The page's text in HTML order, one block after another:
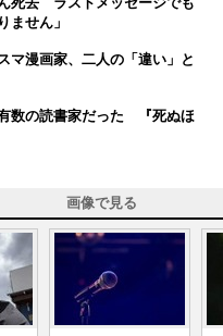
せん」
漫画家、二人の「違い」と
数の読書家だった 『死ぬほ
画像で見る